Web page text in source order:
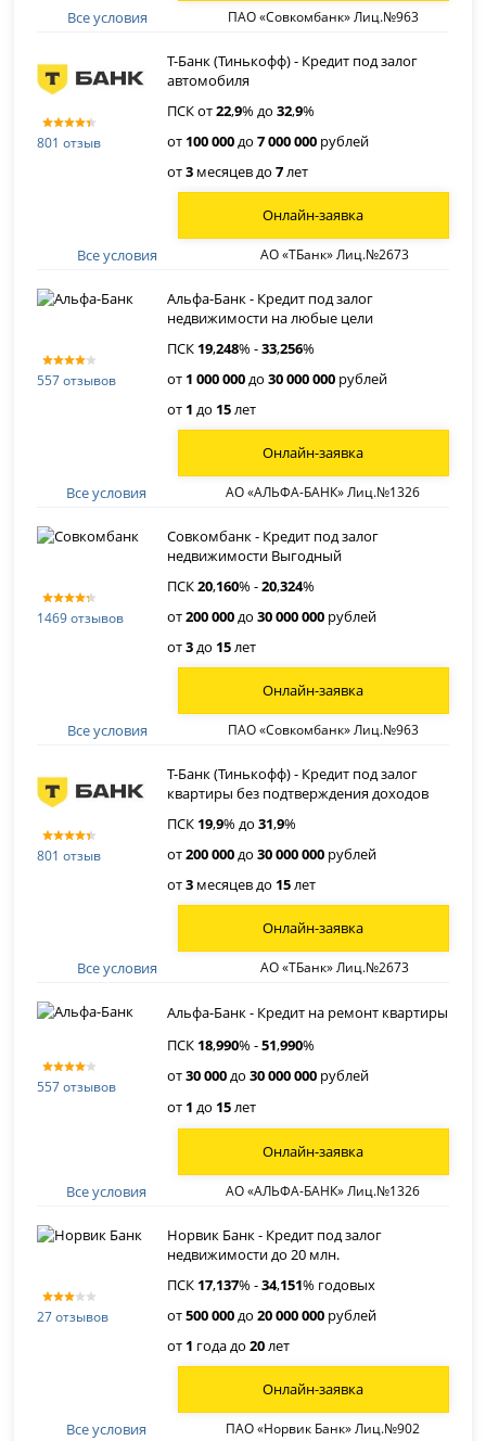
Все условия ПАО «Совкомбанк» Лиц.№963
801 отзыв
Т-Банк (Тинькофф) - Кредит под залог
автомобиля
ПСК от22,9% до32,9%
от 100 000до7 000 000 рублей
от3 месяцев до7лет
Все условия АО «ТБанк» Лиц.№2673
Онлайн-заявка
557 отзывов
Альфа-Банк - Кредит под залог
недвижимости на любые цели
ПСК 19,248% -33,256%
от 1 000 000до30 000 000 рублей
от 1 до 15лет
Все условия АО «АЛЬФА-БАНК» Лиц.№1326
Онлайн-заявка
1469 отзывов
Совкомбанк - Кредит под залог
недвижимости Выгодный
ПСК20,160% -20,324%
от200 000до30 000 000 рублей
от3до 15лет
Все условия ПАО «Совкомбанк» Лиц.№963
Онлайн-заявка
801 отзыв
Т-Банк (Тинькофф) - Кредит под залог
квартиры без подтверждения доходов
ПСК 19,9% до31,9%
от200 000до30 000 000 рублей
от3 месяцев до 15лет
Все условия АО «ТБанк» Лиц.№2673
Онлайн-заявка
557 отзывов
Альфа-Банк - Кредит на ремонт квартиры
ПСК 18,990% -51,990%
от30 000до30 000 000 рублей
от 1 до 15лет
Все условия АО «АЛЬФА-БАНК» Лиц.№1326
Онлайн-заявка
27 отзывов
Норвик Банк - Кредит под залог
недвижимости до 20 млн.
ПСК 17,137% -34,151% годовых
от500 000до20 000 000 рублей
от 1 года до20лет
Все условия ПАО «Норвик Банк» Лиц.№902
Онлайн-заявка